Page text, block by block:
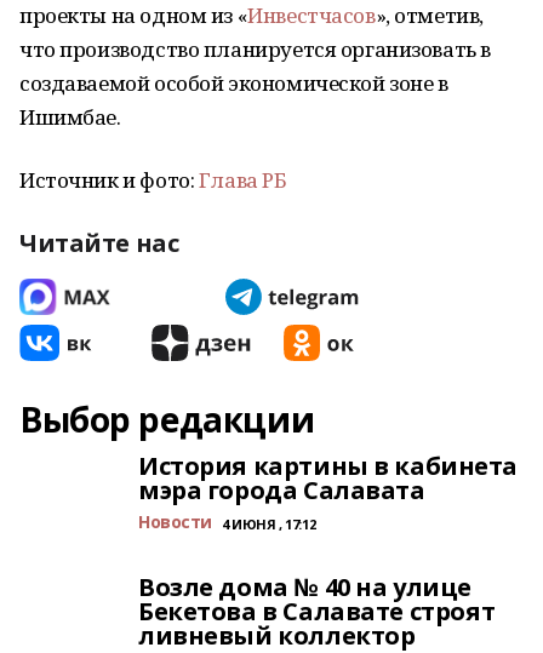
проекты на одном из «Инвестчасов», отметив,
что производство планируется организовать в
создаваемой особой экономической зоне в
Ишимбае.
Источник и фото:Глава РБ
Читайте нас
Выбор редакции
История картины в кабинета
мэра города Салавата
Новости 4 ИЮНЯ , 17:12
Возле дома № 40 на улице
Бекетова в Салавате строят
ливневый коллектор